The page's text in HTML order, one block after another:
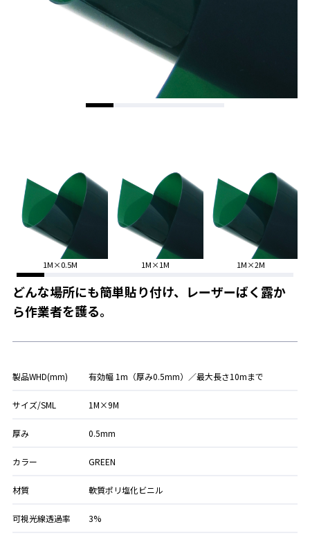
1M×0.5M 1M×1M 1M×2M
どんな場所にも簡単貼り付け、レーザーばく露か
ら作業者を護る。
製品WHD(mm) 有効幅 1m（厚み0.5mm）／最大長さ10mまで
サイズ/SML 1M×9M
厚み 0.5mm
カラー GREEN
材質 軟質ポリ塩化ビニル
可視光線透過率 3%